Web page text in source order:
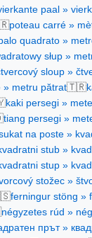
paal »
poteau carré »
quadrato »
słup »
sloup »
» metru pătrat🇹🇷
kaki persegi »
tiang persegi »
na poste »
stub »
stup »
stožec »
ferningur stöng »
négyzetes rúd »
прът »